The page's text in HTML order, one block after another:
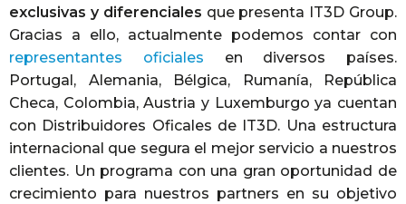
exclusivas y diferenciales que presenta IT3D Group.
Gracias a ello, actualmente podemos contar con
representantes oficiales en diversos países.
Portugal, Alemania, Bélgica, Rumanía, República
Checa, Colombia, Austria y Luxemburgo ya cuentan
con Distribuidores Oficales de IT3D. Una estructura
internacional que segura el mejor servicio a nuestros
clientes. Un programa con una gran oportunidad de
crecimiento para nuestros partners en su objetivo